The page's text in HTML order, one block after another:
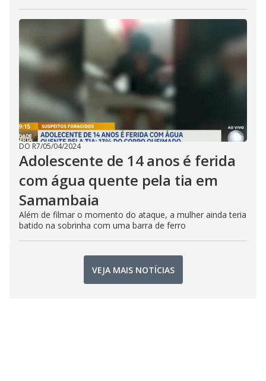
DO R7/05/04/2024
Adolescente de 14 anos é ferida
com água quente pela tia em
Samambaia
Além de filmar o momento do ataque, a mulher ainda teria
batido na sobrinha com uma barra de ferro
VEJA MAIS NOTÍCIAS